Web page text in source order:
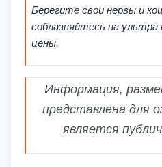
Берегите свои нервы и
соблазняйтесь на ультра
цены.
Информация,
представлена для
является